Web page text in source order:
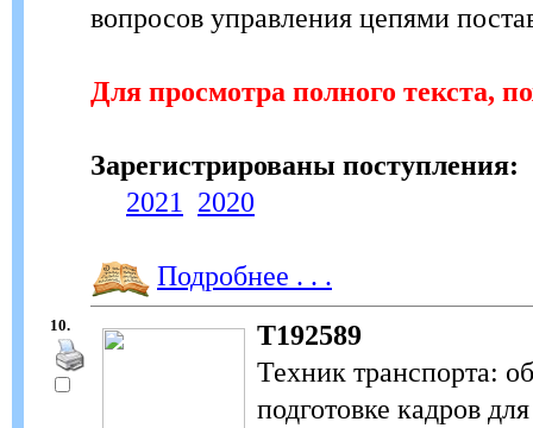
вопросов управления цепями
Для просмотра полного текста,
Зарегистрированы поступления:
2021
2020
Подробнее . . .
10.
Т192589
Техник транспорта:
подготовке кадров